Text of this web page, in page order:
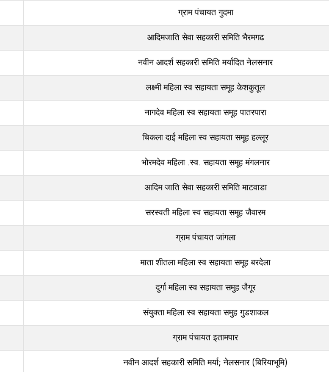
ग्राम पंचायत गुदमा
आदिमजाति सेवा सहकारी समिति भैरमगढ
नवीन आदर्श सहकारी समिति मर्यादित नेलसनार
लक्ष्मी महिला स्व सहायता समूह केशकुतूल
नागदेव महिला स्व सहायता समूह पातरपारा
चिकला दाई महिला स्व सहायता समूह हल्‍लूर
भोरमदेव महिला .स्व. सहायता समूह मंगलनार
आदिम जाति सेवा सहकारी समिति माटवाडा
सरस्‍वती महिला स्‍व सहायता समूह जैवारम
ग्राम पंचायत जांगला
माता शीतला महिला स्‍व सहायता समूह बरदेला
दुर्गा महिला स्व सहायता समुह जैगूर
संयुक्ता महिला स्व सहायता समुह गुडशाकल
ग्राम पंचायत इतामपार
नवीन आदर्श सहकारी समिति मर्या; नेलसनार (बिरियाभूमि)